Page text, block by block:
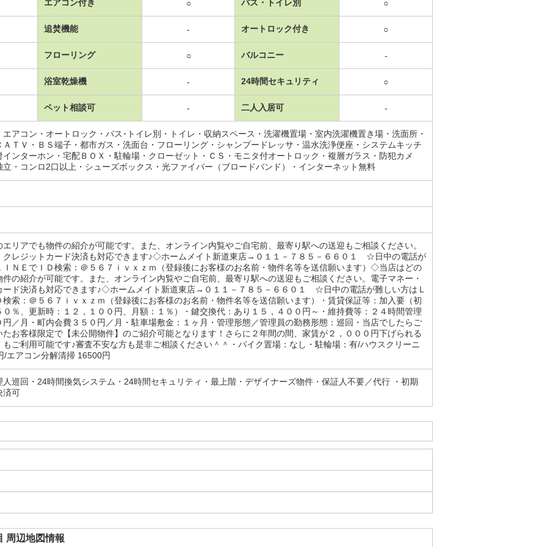
エアコン付き ○ バス・トイレ別 ○
追焚機能 - オートロック付き ○
フローリング ○ バルコニー -
浴室乾燥機 - 24時間セキュリティ ○
ペット相談可 - 二人入居可 -
エアコン・オートロック・バス･トイレ別・トイレ・収納スペース・洗濯機置場・室内洗濯機置き場・洗面所・
ＡＴＶ・ＢＳ端子・都市ガス・洗面台・フローリング・シャンプードレッサ・温水洗浄便座・システムキッチ
インターホン・宅配ＢＯＸ・駐輪場・クローゼット・ＣＳ・モニタ付オートロック・複層ガラス・防犯カメ
立・コンロ2口以上・シューズボックス・光ファイバー（ブロードバンド）・インターネット無料
リアでも物件の紹介が可能です。また、オンライン内覧やご自宅前、最寄り駅への送迎もご相談ください。
クレジットカード決済も対応できます♪◇ホームメイト新道東店→０１１－７８５－６６０１ ☆日中の電話が
ＩＮＥでＩＤ検索：＠５６７ｉｖｘｚｍ（登録後にお客様のお名前・物件名等を送信願います）◇当店はどの
件の紹介が可能です。また、オンライン内覧やご自宅前、最寄り駅への送迎もご相談ください。電子マネー・
ード決済も対応できます♪◇ホームメイト新道東店→０１１－７８５－６６０１ ☆日中の電話が難しい方はＬ
検索：＠５６７ｉｖｘｚｍ（登録後にお客様のお名前・物件名等を送信願います）・賃貸保証等：加入要（初
０％、更新時：１２，１００円、月額：１％）・鍵交換代：あり１５，４００円～・維持費等：２４時間管理
円／月・町内会費３５０円／月・駐車場敷金：１ヶ月・管理形態／管理員の勤務形態：巡回・当店でしたらご
たお客様限定で【未公開物件】のご紹介可能となります！さらに２年間の間、家賃が２，０００円下げられる
もご利用可能です♪審査不安な方も是非ご相談ください＾＾・バイク置場：なし・駐輪場：有/ハウスクリーニ
/エアコン分解清掃 16500円
人巡回・24時間換気システム・24時間セキュリティ・最上階・デザイナーズ物件・保証人不要／代行 ・初期
済可
周辺地図情報